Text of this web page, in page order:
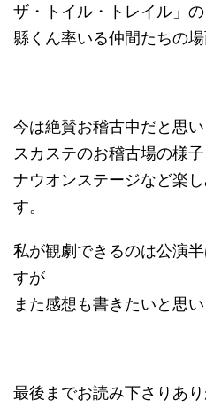
ザ・トイル・トレイル」の
縣くん率いる仲間たちの
今は絶賛お稽古中だと思
スカステのお稽古場の様
ナウオンステージなど楽
す。
私が観劇できるのは公演
すが
また感想も書きたいと思い
最後までお読み下さりあ